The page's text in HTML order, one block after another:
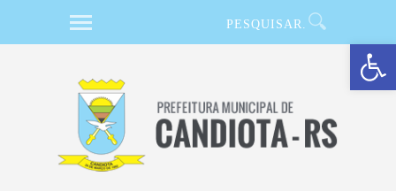
Barra de Ferramentas Aberta